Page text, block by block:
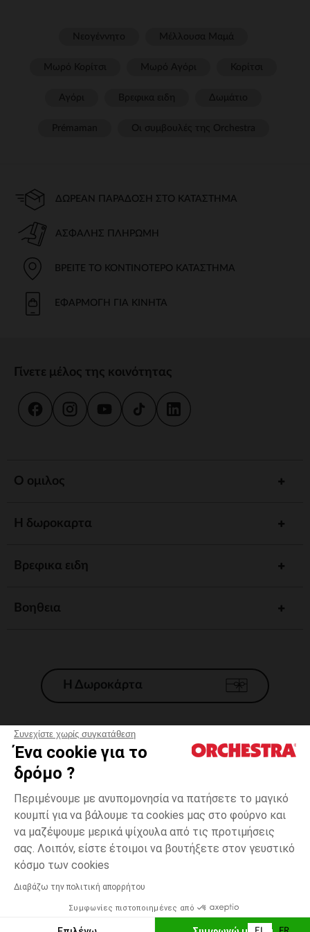
Συνεχίστε χωρίς συγκατάθεση
Ένα cookie για το
δρόμο ?
Περιμένουμε με ανυπομονησία να πατήσετε το μαγικό
κουμπί για να βάλουμε τα cookies μας στο φούρνο και
να μαζέψουμε μερικά ψίχουλα από τις προτιμήσεις
σας. Λοιπόν, είστε έτοιμοι να βουτήξετε στον γευστικό
κόσμο των cookies
Διαβάζω την πολιτική απορρήτου
Συμφωνίες πιστοποιημένες από
Πολύχρωμο
one
Δυνατότητα πληρωμής με
ΠΡΟΣΘΉΚΗ ΣΤΟ ΚΑΛΆΘΙ
ΔΩΡΕΆΝ ΠΑΡΆΔΟΣΗ ΣΤΟ ΚΑΤΆΣΤΗΜΑ
ΑΣΦΑΛΉΣ ΠΛΗΡΩΜΉ
ΒΡΕΊΤΕ ΤΟ ΚΟΝΤΙΝΌΤΕΡΟ ΚΑΤΆΣΤΗΜΑ
ΕΦΑΡΜΟΓΉ ΓΙΑ ΚΙΝΗΤΆ
Γίνετε μέλος της κοινότητας
Ο ομιλος
Η δωροκαρτα
Βρεφικα ειδη
Βοηθεια
Η Δωροκάρτα
Γενικοί 'Οροι Πώλησης
*Εμπορικες προσφορες
Προσωπικά δεδομένα
Διαχείρηση των cookies
Προσβασιμότητα: μη συμμορφούμενη
H Orchestra συμμετέχει στον κωδικά δεοντολογίας και στο σύστημα
μεσολάβησης της Γαλλικής Ομοσπονδίας Ηλεκτρονικού Εμπορίου.